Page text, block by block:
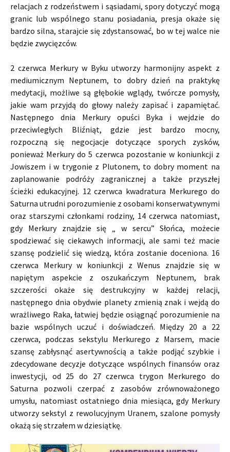
relacjach z rodzeństwem i sąsiadami, spory dotyczyć mogą
granic lub wspólnego stanu posiadania, presja okaże się
bardzo silna, starajcie się zdystansować, bo w tej walce nie
będzie zwycięzców.
2 czerwca Merkury w Byku utworzy harmonijny aspekt z
mediumicznym Neptunem, to dobry dzień na praktykę
medytacji, możliwe są głębokie wglądy, twórcze pomysły,
jakie wam przyjdą do głowy należy zapisać i zapamiętać.
Następnego dnia Merkury opuści Byka i wejdzie do
przeciwległych Bliźniąt, gdzie jest bardzo mocny,
rozpoczną się negocjacje dotyczące sporych zysków,
ponieważ Merkury do 5 czerwca pozostanie w koniunkcji z
Jowiszem i w trygonie z Plutonem, to dobry moment na
zaplanowanie podróży zagranicznej a także przyszłej
ścieżki edukacyjnej. 12 czerwca kwadratura Merkurego do
Saturna utrudni porozumienie z osobami konserwatywnymi
oraz starszymi członkami rodziny, 14 czerwca natomiast,
gdy Merkury znajdzie się „ w sercu” Słońca, możecie
spodziewać się ciekawych informacji, ale sami też macie
szansę podzielić się wiedzą, która zostanie doceniona. 16
czerwca Merkury w koniunkcji z Wenus znajdzie się w
napiętym aspekcie z oszukańczym Neptunem, brak
szczerości okaże się destrukcyjny w każdej relacji,
następnego dnia obydwie planety zmienią znak i wejdą do
wrażliwego Raka, łatwiej będzie osiągnąć porozumienie na
bazie wspólnych uczuć i doświadczeń. Między 20 a 22
czerwca, podczas sekstylu Merkurego z Marsem, macie
szansę zabłysnąć asertywnością a także podjąć szybkie i
zdecydowane decyzje dotyczące wspólnych finansów oraz
inwestycji, od 25 do 27 czerwca trygon Merkurego do
Saturna pozwoli czerpać z zasobów zrównoważonego
umysłu, natomiast ostatniego dnia miesiąca, gdy Merkury
utworzy sekstyl z rewolucyjnym Uranem, szalone pomysły
okażą się strzałem w dziesiątkę.